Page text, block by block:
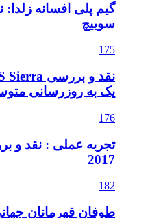
گیم پلی افسانه
سوییچ
175
یک به روزرسانی
176
2017
182